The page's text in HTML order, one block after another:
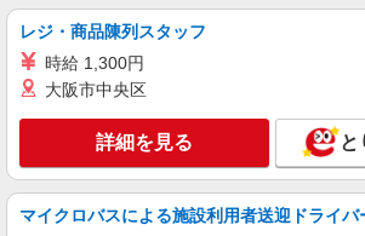
レジ・商品陳列スタッフ
時給 1,300円
大阪市中央区
詳細を見る と
マイクロバスによる施設利用者送迎ドライバ